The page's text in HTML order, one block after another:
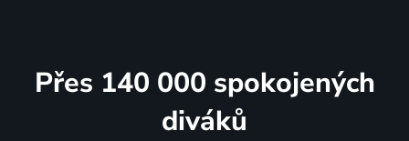
Přes 140 000 spokojených
diváků